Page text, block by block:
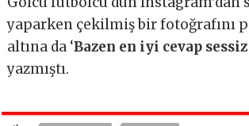
yaparken çekilmiş bir fotoğrafını
altına da ‘Bazen en iyi cevap
yazmıştı.